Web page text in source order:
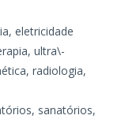
eletricidade
ultra\-
radiologia,
sanatórios,